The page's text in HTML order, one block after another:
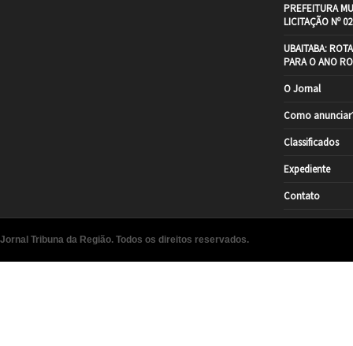
PREFEITURA
LICITAÇÃO Nº
UBAITABA:
PARA O ANO
O Jornal
Como
Classificados
Expediente
Contato
Jornal Tribuna da Região. Todos os direitos reservados.